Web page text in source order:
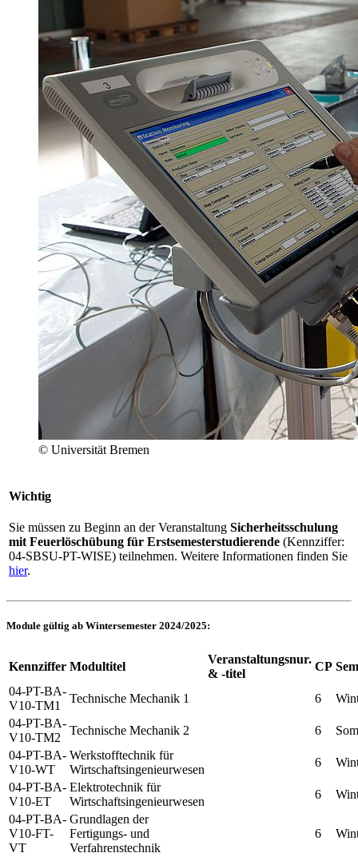
© Universität Bremen
Wichtig
Sie müssen zu Beginn an der Veranstaltung Sicherheitsschulung
mit Feuerlöschübung für Erstsemesterstudierende (Kennziffer:
04-SBSU-PT-WISE) teilnehmen. Weitere Informationen finden Sie
hier.
Module gültig ab Wintersemester 2024/2025:
Kennziffer Modultitel
Veranstaltungsnur.
& -titel
CP
04-PT-BA-
V10-TM1
Technische Mechanik 1 6
04-PT-BA-
V10-TM2
Technische Mechanik 2 6
04-PT-BA-
V10-WT
Werkstofftechnik für
Wirtschaftsingenieurwesen
6
04-PT-BA-
V10-ET
Elektrotechnik für
Wirtschaftsingenieurwesen
6
04-PT-BA-
V10-FT-
VT
Grundlagen der
Fertigungs- und
Verfahrenstechnik
6